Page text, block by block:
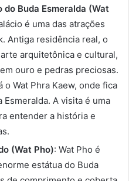
do Buda Esmeralda (Wat
é uma das atrações
Antiga residência real, o
arquitetônica e cultural,
ouro e pedras preciosas.
Wat Phra Kaew, onde fica
Esmeralda. A visita é uma
entender a história e
(Wat Pho): Wat Pho é
estátua do Buda